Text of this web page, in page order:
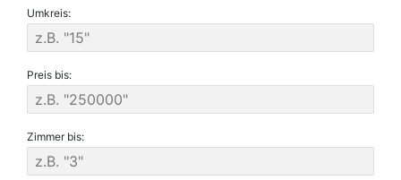
Umkreis:
Preis bis:
Zimmer bis: